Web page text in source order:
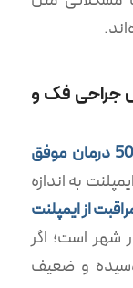
جراحی فک و
۱۵ سال تجربه و بیش از 5000 درمان موفق
به اندازه
از ایمپلنت
شهر است؛ اگر
و ضعیف